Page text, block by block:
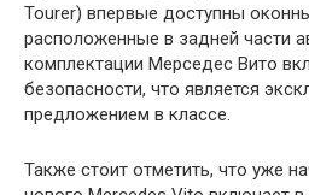
Tourer) впервые доступны
расположенные в задней части
комплектации Мерседес Вито
безопасности, что является
предложением в классе.
Также стоит отметить, что уже